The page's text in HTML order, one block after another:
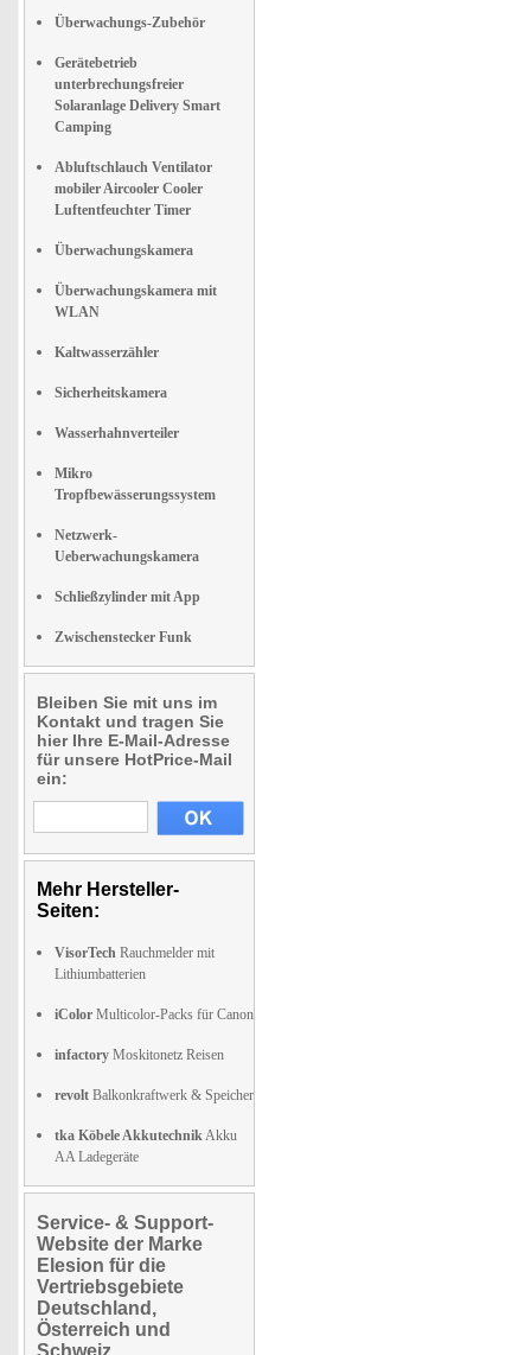
Überwachungs-Zubehör
Gerätebetrieb
unterbrechungsfreier
Solaranlage Delivery Smart
Camping
Abluftschlauch Ventilator
mobiler Aircooler Cooler
Luftentfeuchter Timer
Überwachungskamera
Überwachungskamera mit
WLAN
Kaltwasserzähler
Sicherheitskamera
Wasserhahnverteiler
Mikro
Tropfbewässerungssystem
Netzwerk-
Ueberwachungskamera
Schließzylinder mit App
Zwischenstecker Funk
Bleiben Sie mit uns im
Kontakt und tragen Sie
hier Ihre E-Mail-Adresse
für unsere HotPrice-Mail
ein:
Mehr Hersteller-
Seiten:
VisorTech Rauchmelder mit
Lithiumbatterien
iColor Multicolor-Packs für Canon
infactory Moskitonetz Reisen
revolt Balkonkraftwerk & Speicher
tka Köbele AkkutechnikAkku
AA Ladegeräte
Service- & Support-
Website der Marke
Elesion für die
Vertriebsgebiete
Deutschland,
Österreich und
Schweiz